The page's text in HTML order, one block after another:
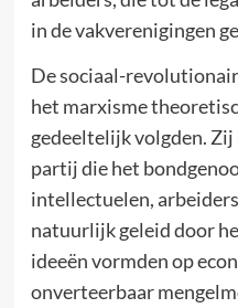
in de vakverenigingen
De sociaal-
het marxisme
gedeeltelijk volgden.
partij die het
intellectuelen,
natuurlijk geleid door
ideeën vormden op
onverteerbaar